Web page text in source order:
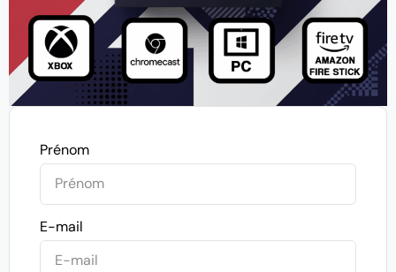
Prénom
E-mail